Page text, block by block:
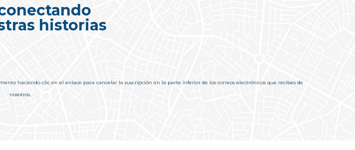
historias
haciendo clic en el enlace para cancelar la suscripción en la parte inferior de los correos electrónicos que recibes de
nosotros.